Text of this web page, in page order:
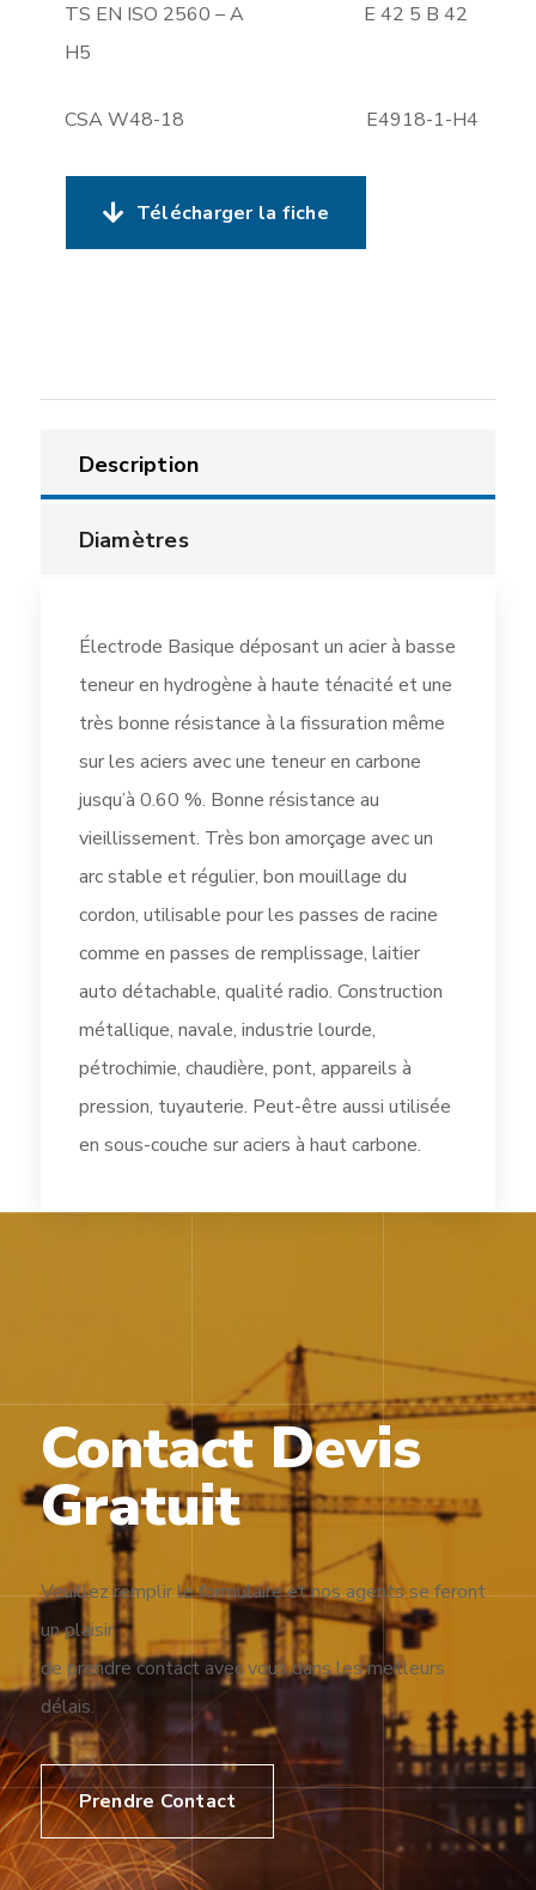
TS EN ISO 2560 – A E 42 5 B 42
H5
CSA W48-18 E4918-1-H4
Télécharger la fiche
Description
Diamètres
Électrode Basique déposant un acier à basse
teneur en hydrogène à haute ténacité et une
très bonne résistance à la fissuration même
sur les aciers avec une teneur en carbone
jusqu’à 0.60 %. Bonne résistance au
vieillissement. Très bon amorçage avec un
arc stable et régulier, bon mouillage du
cordon, utilisable pour les passes de racine
comme en passes de remplissage, laitier
auto détachable, qualité radio. Construction
métallique, navale, industrie lourde,
pétrochimie, chaudière, pont, appareils à
pression, tuyauterie. Peut-être aussi utilisée
en sous-couche sur aciers à haut carbone.
Contact Devis
Gratuit
Veuillez remplir le formulaire et nos agents se feront
un plaisir
de prendre contact avec vous dans les meilleurs
délais.
Prendre Contact